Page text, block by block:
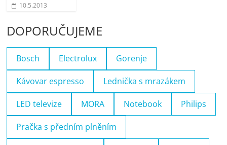
10.5.2013
DOPORUČUJEME
Bosch Electrolux Gorenje
Kávovar espresso Lednička s mrazákem
LED televize MORA Notebook Philips
Pračka s předním plněním